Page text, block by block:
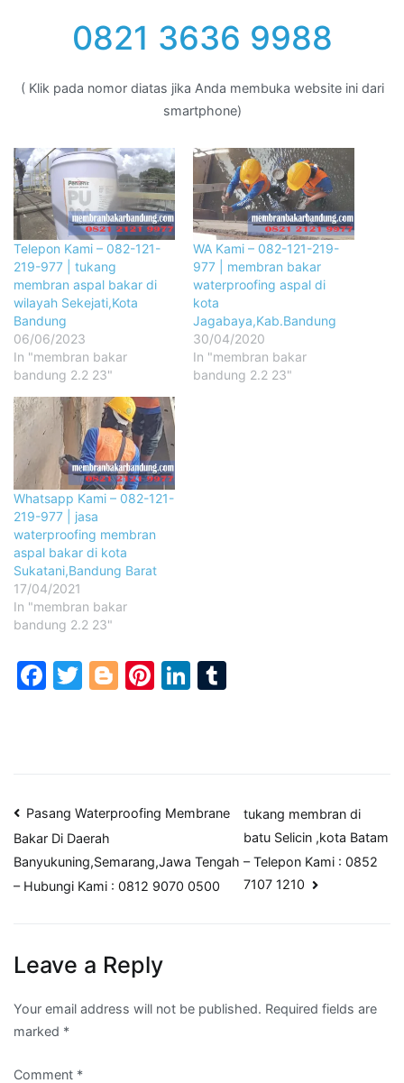
0821 3636 9988
( Klik pada nomor diatas jika Anda membuka website ini dari
smartphone)
Telepon Kami – 082-121-
219-977 | tukang
membran aspal bakar di
wilayah Sekejati,Kota
Bandung
06/06/2023
In "membran bakar
bandung 2.2 23"
WA Kami – 082-121-219-
977 | membran bakar
waterproofing aspal di
kota
Jagabaya,Kab.Bandung
30/04/2020
In "membran bakar
bandung 2.2 23"
Whatsapp Kami – 082-121-
219-977 | jasa
waterproofing membran
aspal bakar di kota
Sukatani,Bandung Barat
17/04/2021
In "membran bakar
bandung 2.2 23"
Facebook
Twitter
Blogger
Pinterest
LinkedIn
Post
navigation
Pasang Waterproofing Membrane
Bakar Di Daerah
Banyukuning,Semarang,Jawa Tengah
– Hubungi Kami : 0812 9070 0500
tukang membran di
batu Selicin ,kota Batam
– Telepon Kami : 0852
7107 1210
Leave a Reply
Your email address will not be published. Required fields are
marked *
Comment *